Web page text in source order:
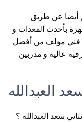
أيضا عن طريق
بأحدث المعدات و
فني مؤلف من أفضل
عالية و مدربين
العبدالله
سعد العبدالله ؟